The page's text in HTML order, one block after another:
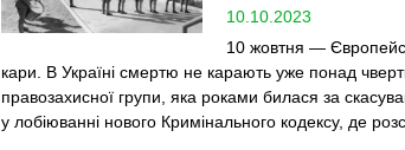
10.10.2023
10 жовтня —
кари. В Україні смертю не карають уже понад
правозахисної групи, яка роками билася за
у лобіюванні нового Кримінального кодексу, де